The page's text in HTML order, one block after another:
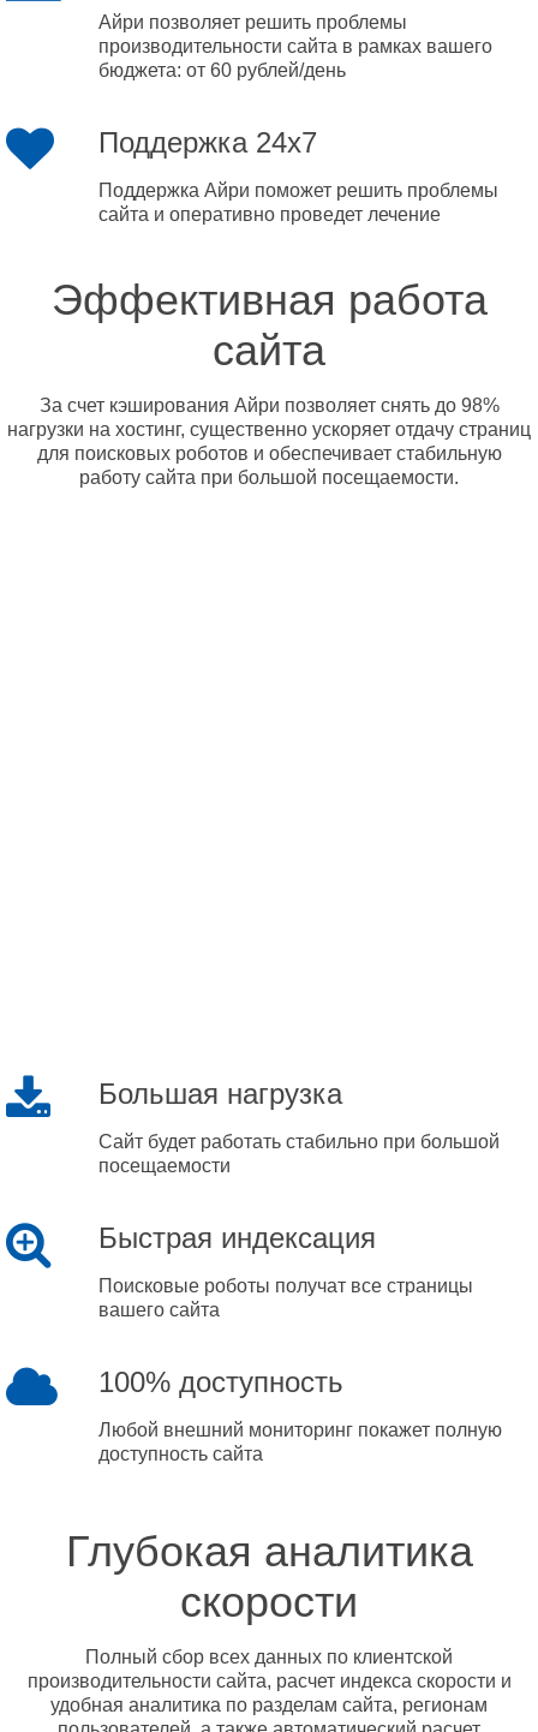
Айри позволяет решить проблемы
производительности сайта в рамках вашего
бюджета: от 60 рублей/день
Поддержка 24x7
Поддержка Айри поможет решить проблемы
сайта и оперативно проведет лечение
Эффективная работа
сайта
За счет кэширования Айри позволяет снять до 98%
нагрузки на хостинг, существенно ускоряет отдачу страниц
для поисковых роботов и обеспечивает стабильную
работу сайта при большой посещаемости.
Большая нагрузка
Сайт будет работать стабильно при большой
посещаемости
Быстрая индексация
Поисковые роботы получат все страницы
вашего сайта
100% доступность
Любой внешний мониторинг покажет полную
доступность сайта
Глубокая аналитика
скорости
Полный сбор всех данных по клиентской
производительности сайта, расчет индекса скорости и
удобная аналитика по разделам сайта, регионам